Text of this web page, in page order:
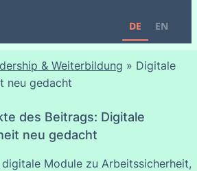
DE EN
& Weiterbildung » Digitale
neu gedacht
des Beitrags: Digitale
neu gedacht
Module zu Arbeitssicherheit,